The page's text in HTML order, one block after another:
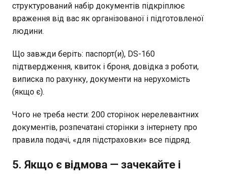
структурований набір документів підкріплює
враження від вас як організованої і підготовленої
людини.
Що завжди беріть: паспорт(и), DS-160
підтвердження, квиток і броня, довідка з роботи,
виписка по рахунку, документи на нерухомість
(якщо є).
Чого не треба нести: 200 сторінок нерелевантних
документів, розпечатані сторінки з інтернету про
правила подачі, «для підстраховки» все підряд.
5. Якщо є відмова — зачекайте і